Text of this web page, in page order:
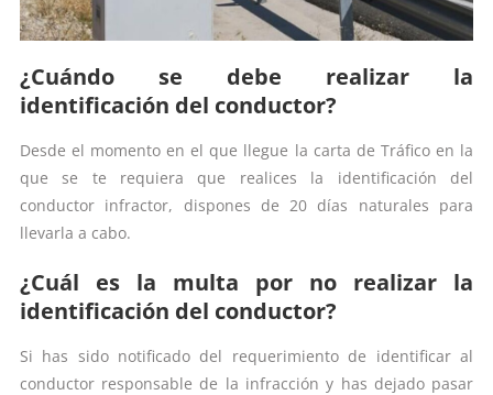
¿Cuándo se debe realizar la
identificación del conductor?
Desde el momento en el que llegue la carta de Tráfico en la
que se te requiera que realices la identificación del
conductor infractor, dispones de 20 días naturales para
llevarla a cabo.
¿Cuál es la multa por no realizar la
identificación del conductor?
Si has sido notificado del requerimiento de identificar al
conductor responsable de la infracción y has dejado pasar